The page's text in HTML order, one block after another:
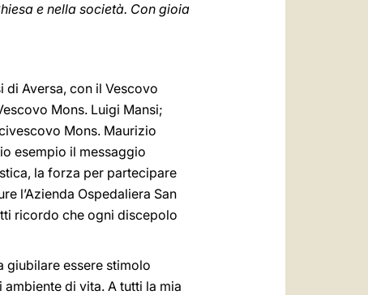
e nella società. Con gioia
Aversa, con il Vescovo
Mons. Luigi Mansi;
Mons. Maurizio
esempio il messaggio
la forza per partecipare
l’Azienda Ospedaliera San
ricordo che ogni discepolo
giubilare essere stimolo
di vita. A tutti la mia